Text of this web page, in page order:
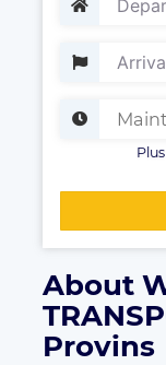
About
Provins